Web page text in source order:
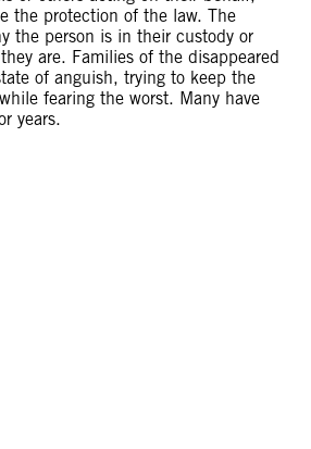
the protection of the law. The
the person is in their custody or
are. Families of the disappeared
of anguish, trying to keep the
fearing the worst. Many have
years.